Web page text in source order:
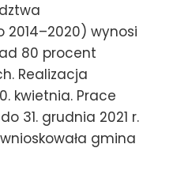
wynosi
80 procent
Realizacja
kwietnia. Prace
31. grudnia 2021 r.
gmina